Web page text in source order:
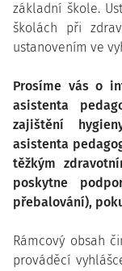
základní škole.
školách při
ustanovením ve
Prosíme vás o
asistenta
zajištění
asistenta
těžkým
poskytne
přebalování),
Rámcový obsah
prováděcí